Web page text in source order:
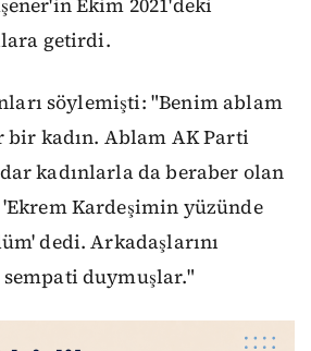
Ekim 2021'deki
getirdi.
söylemişti: "Benim ablam
bir kadın. Ablam AK Parti
kadınlarla da beraber olan
Kardeşimin yüzünde
dedi. Arkadaşlarını
duymuşlar."